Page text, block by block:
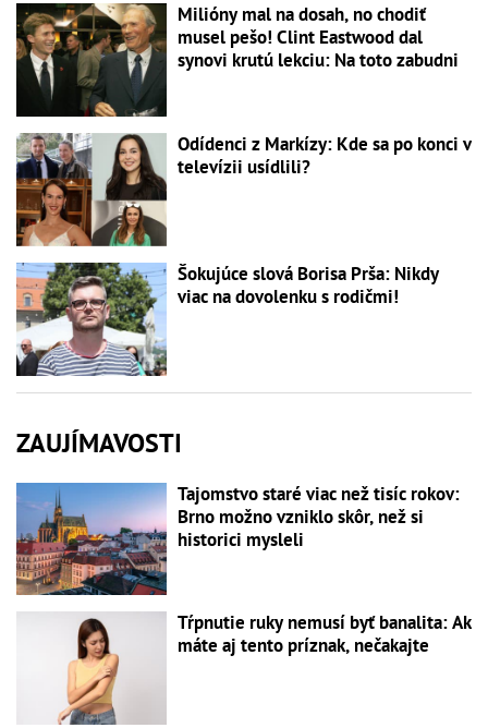
Milióny mal na dosah, no chodiť
musel pešo! Clint Eastwood dal
synovi krutú lekciu: Na toto zabudni
Odídenci z Markízy: Kde sa po konci v
televízii usídlili?
Šokujúce slová Borisa Prša: Nikdy
viac na dovolenku s rodičmi!
ZAUJÍMAVOSTI
Tajomstvo staré viac než tisíc rokov:
Brno možno vzniklo skôr, než si
historici mysleli
Tŕpnutie ruky nemusí byť banalita: Ak
máte aj tento príznak, nečakajte